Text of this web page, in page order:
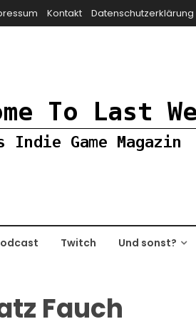
Kontakt Datenschutzerklärung
Twitch Und sonst?
Fauch